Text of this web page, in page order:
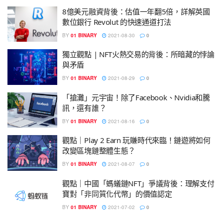
8億美元融資背後：估值一年翻5倍，詳解英國
數位銀行 Revolut 的快速通道打法
BY 01 BINARY 2021-08-30 0
獨立觀點 | NFT火熱交易的背後：所暗藏的悖論
與矛盾
BY 01 BINARY 2021-08-29 0
「搶灘」元宇宙！除了Facebook、Nvidia和騰
訊，還有誰？
BY 01 BINARY 2021-08-16 0
觀點｜Play 2 Earn 玩賺時代來臨！鏈遊將如何
改變區塊鏈整體生態？
BY 01 BINARY 2021-08-07 0
觀點｜中國「螞蟻鏈NFT」爭議背後：理解支付
寶對「非同質化代幣」的價值認定
BY 01 BINARY 2021-07-02 0